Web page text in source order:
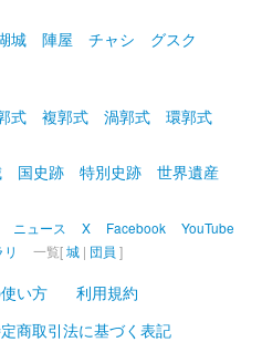
たお城EXPO2024のいわつき武
御城印 お城EXPO 2024限
たお城EXPO2024のいわつき武
ースにて販売された御城印。50
城 陣屋 チャシ
グスク
式 複郭式 渦郭式
環郭式
国史跡 特別史跡 世界遺産
ニュース X Facebook
YouTube
一覧[城 | 団員 ]
い方
利用規約
商取引法に基づく表記